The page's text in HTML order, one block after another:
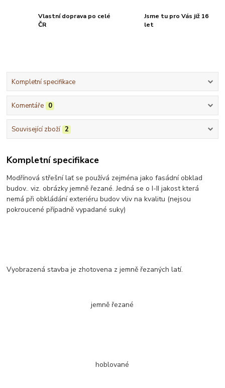
Vlastní doprava po celé
ČR
Jsme tu pro Vás již 16
let
Kompletní specifikace
Komentáře 0
Související zboží 2
Kompletní specifikace
Modřínová střešní lať se používá zejména jako fasádní obklad
budov.. viz. obrázky jemně řezané. Jedná se o I-II jakost která
nemá při obkládání exteriéru budov vliv na kvalitu (nejsou
pokroucené případně vypadané suky)
Vyobrazená stavba je zhotovena z jemně řezaných latí.
jemně řezané
hoblované